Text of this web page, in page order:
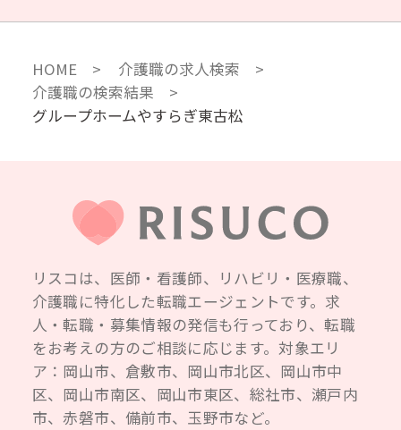
HOME
介護職の求人検索
介護職の検索結果
グループホームやすらぎ東古松
リスコは、医師・看護師、リハビリ・医療職、
介護職に特化した転職エージェントです。求
人・転職・募集情報の発信も行っており、転職
をお考えの方のご相談に応じます。対象エリ
ア：岡山市、倉敷市、岡山市北区、岡山市中
区、岡山市南区、岡山市東区、総社市、瀬戸内
市、赤磐市、備前市、玉野市など。